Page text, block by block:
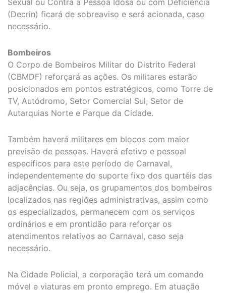
Sexual ou Contra a Pessoa Idosa ou com Deficiência
(Decrin) ficará de sobreaviso e será acionada, caso
necessário.
Bombeiros
O Corpo de Bombeiros Militar do Distrito Federal
(CBMDF) reforçará as ações. Os militares estarão
posicionados em pontos estratégicos, como Torre de
TV, Autódromo, Setor Comercial Sul, Setor de
Autarquias Norte e Parque da Cidade.
Também haverá militares em blocos com maior
previsão de pessoas. Haverá efetivo e pessoal
específicos para este período de Carnaval,
independentemente do suporte fixo dos quartéis das
adjacências. Ou seja, os grupamentos dos bombeiros
localizados nas regiões administrativas, assim como
os especializados, permanecem com os serviços
ordinários e em prontidão para reforçar os
atendimentos relativos ao Carnaval, caso seja
necessário.
Na Cidade Policial, a corporação terá um comando
móvel e viaturas em pronto emprego. Em atuação